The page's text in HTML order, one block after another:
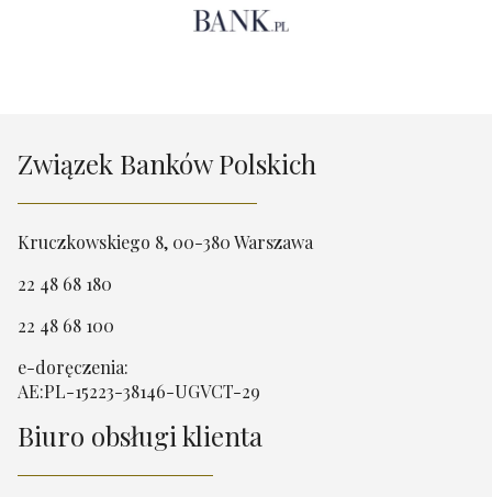
Związek Banków Polskich
Kruczkowskiego 8, 00-380 Warszawa
22 48 68 180
22 48 68 100
e-doręczenia:
AE:PL-15223-38146-UGVCT-29
Biuro obsługi klienta